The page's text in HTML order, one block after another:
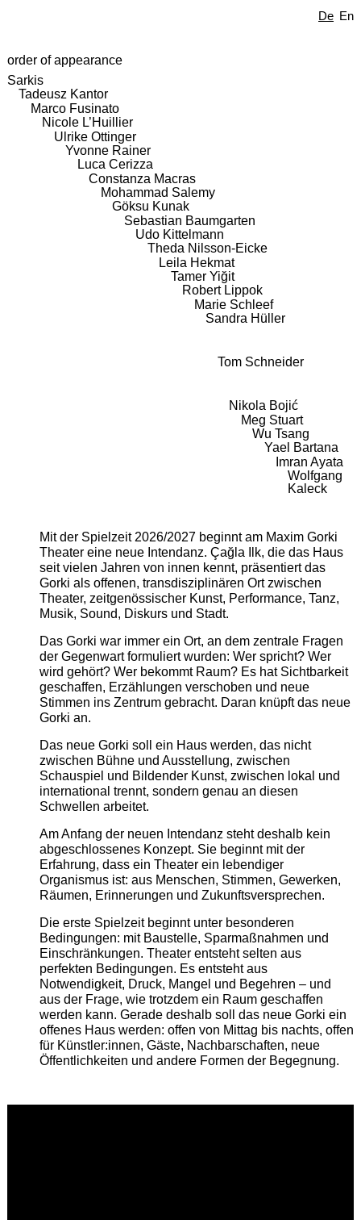
De En
order of appearance
Sarkis
Tadeusz Kantor
Marco Fusinato
Nicole L’Huillier
Ulrike Ottinger
Yvonne Rainer
Luca Cerizza
Constanza Macras
Mohammad Salemy
Göksu Kunak
Sebastian Baumgarten
Udo Kittelmann
Theda Nilsson-Eicke
Leila Hekmat
Tamer Yiğit
Robert Lippok
Marie Schleef
Sandra Hüller
Tom Schneider
Nikola Bojić
Meg Stuart
Wu Tsang
Yael Bartana
Imran Ayata
Wolfgang
Kaleck
Mit der Spielzeit 2026/2027 beginnt am Maxim Gorki
Theater eine neue Intendanz. Çağla Ilk, die das Haus
seit vielen Jahren von innen kennt, präsentiert das
Gorki als offenen, transdisziplinären Ort zwischen
Theater, zeitgenössischer Kunst, Performance, Tanz,
Musik, Sound, Diskurs und Stadt.
Das Gorki war immer ein Ort, an dem zentrale Fragen
der Gegenwart formuliert wurden: Wer spricht? Wer
wird gehört? Wer bekommt Raum? Es hat Sichtbarkeit
geschaffen, Erzählungen verschoben und neue
Stimmen ins Zentrum gebracht. Daran knüpft das neue
Gorki an.
Das neue Gorki soll ein Haus werden, das nicht
zwischen Bühne und Ausstellung, zwischen
Schauspiel und Bildender Kunst, zwischen lokal und
international trennt, sondern genau an diesen
Schwellen arbeitet.
Am Anfang der neuen Intendanz steht deshalb kein
abgeschlossenes Konzept. Sie beginnt mit der
Erfahrung, dass ein Theater ein lebendiger
Organismus ist: aus Menschen, Stimmen, Gewerken,
Räumen, Erinnerungen und Zukunftsversprechen.
Die erste Spielzeit beginnt unter besonderen
Bedingungen: mit Baustelle, Sparmaßnahmen und
Einschränkungen. Theater entsteht selten aus
perfekten Bedingungen. Es entsteht aus
Notwendigkeit, Druck, Mangel und Begehren – und
aus der Frage, wie trotzdem ein Raum geschaffen
werden kann. Gerade deshalb soll das neue Gorki ein
offenes Haus werden: offen von Mittag bis nachts, offen
für Künstler:innen, Gäste, Nachbarschaften, neue
Öffentlichkeiten und andere Formen der Begegnung.